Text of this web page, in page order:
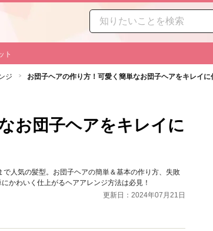
ト
ジ お団子ヘアの作り方！可愛く簡単なお団子ヘアをキレイに
お団子ヘアをキレイに
人気の髪型。お団子ヘアの簡単＆基本の作り方、失敗
かわいく仕上がるヘアアレンジ方法は必見！
更新日：2024年07月21日